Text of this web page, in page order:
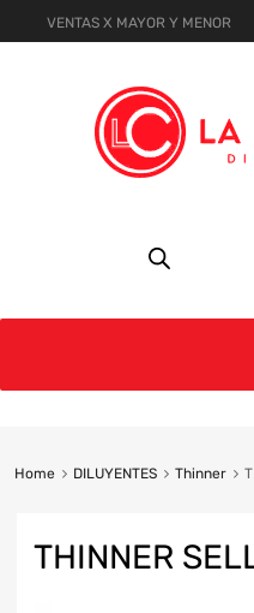
VENTAS X MAYOR Y MENOR
content
Home DILUYENTES Thinner
THINNER